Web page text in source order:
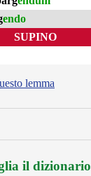
endo
SUPINO
lemma
il dizionario